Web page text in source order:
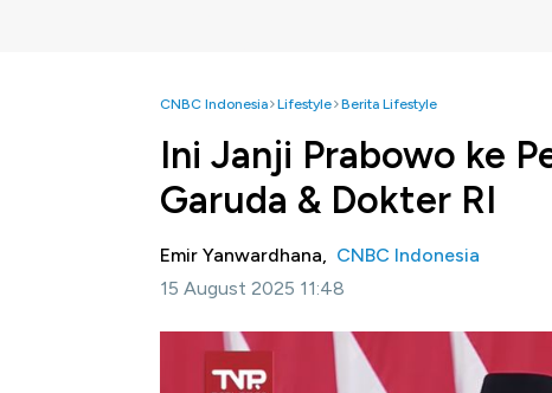
CNBC Indonesia Lifestyle Berita Lifestyle
Ini Janji Prabowo ke
Garuda & Dokter RI
Emir Yanwardhana, CNBC Indonesia
15 August 2025 11:48